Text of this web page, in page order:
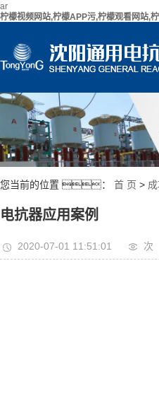
ar
柠檬视频网站,柠檬APP污,柠檬观看网站,
您当前的位置 ： 首 页 >
电抗器应用案例
2020-07-01 11:51:01 次